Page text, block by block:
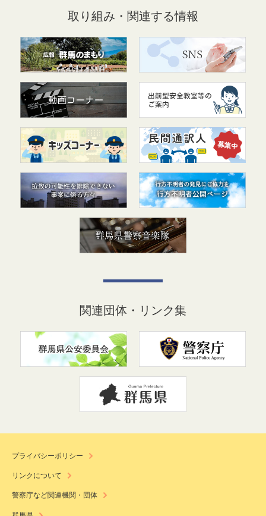
取り組み・関連する情報
関連団体・リンク集
プライバシーポリシー
リンクについて
警察庁など関連機関・団体